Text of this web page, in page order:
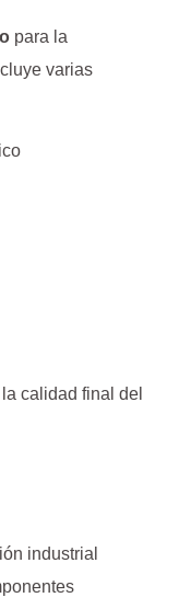
para la
varias
calidad final del
industrial